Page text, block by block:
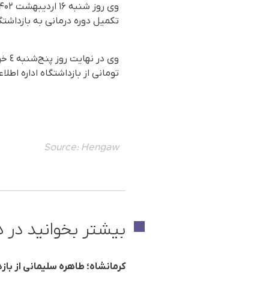
تکمیل دوره درمانی به
تومانی از بازداشتگاه اداره
Source: Hengaw
بیشتر بخوانید
کرمانشاه؛ طاهره سلیمانی